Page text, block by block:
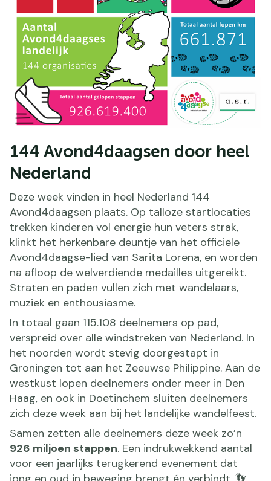
144 Avond4daagsen door heel
Nederland
Deze week vinden in heel Nederland 144
Avond4daagsen plaats. Op talloze startlocaties
trekken kinderen vol energie hun veters strak,
klinkt het herkenbare deuntje van het officiële
Avond4daagse-lied van Sarita Lorena, en worden
na afloop de welverdiende medailles uitgereikt.
Straten en paden vullen zich met wandelaars,
muziek en enthousiasme.
In totaal gaan 115.108 deelnemers op pad,
verspreid over alle windstreken van Nederland. In
het noorden wordt stevig doorgestapt in
Groningen tot aan het Zeeuwse Philippine. Aan de
westkust lopen deelnemers onder meer in Den
Haag, en ook in Doetinchem sluiten deelnemers
zich deze week aan bij het landelijke wandelfeest.
Samen zetten alle deelnemers deze week zo’n
926 miljoen stappen. Een indrukwekkend aantal
voor een jaarlijks terugkerend evenement dat